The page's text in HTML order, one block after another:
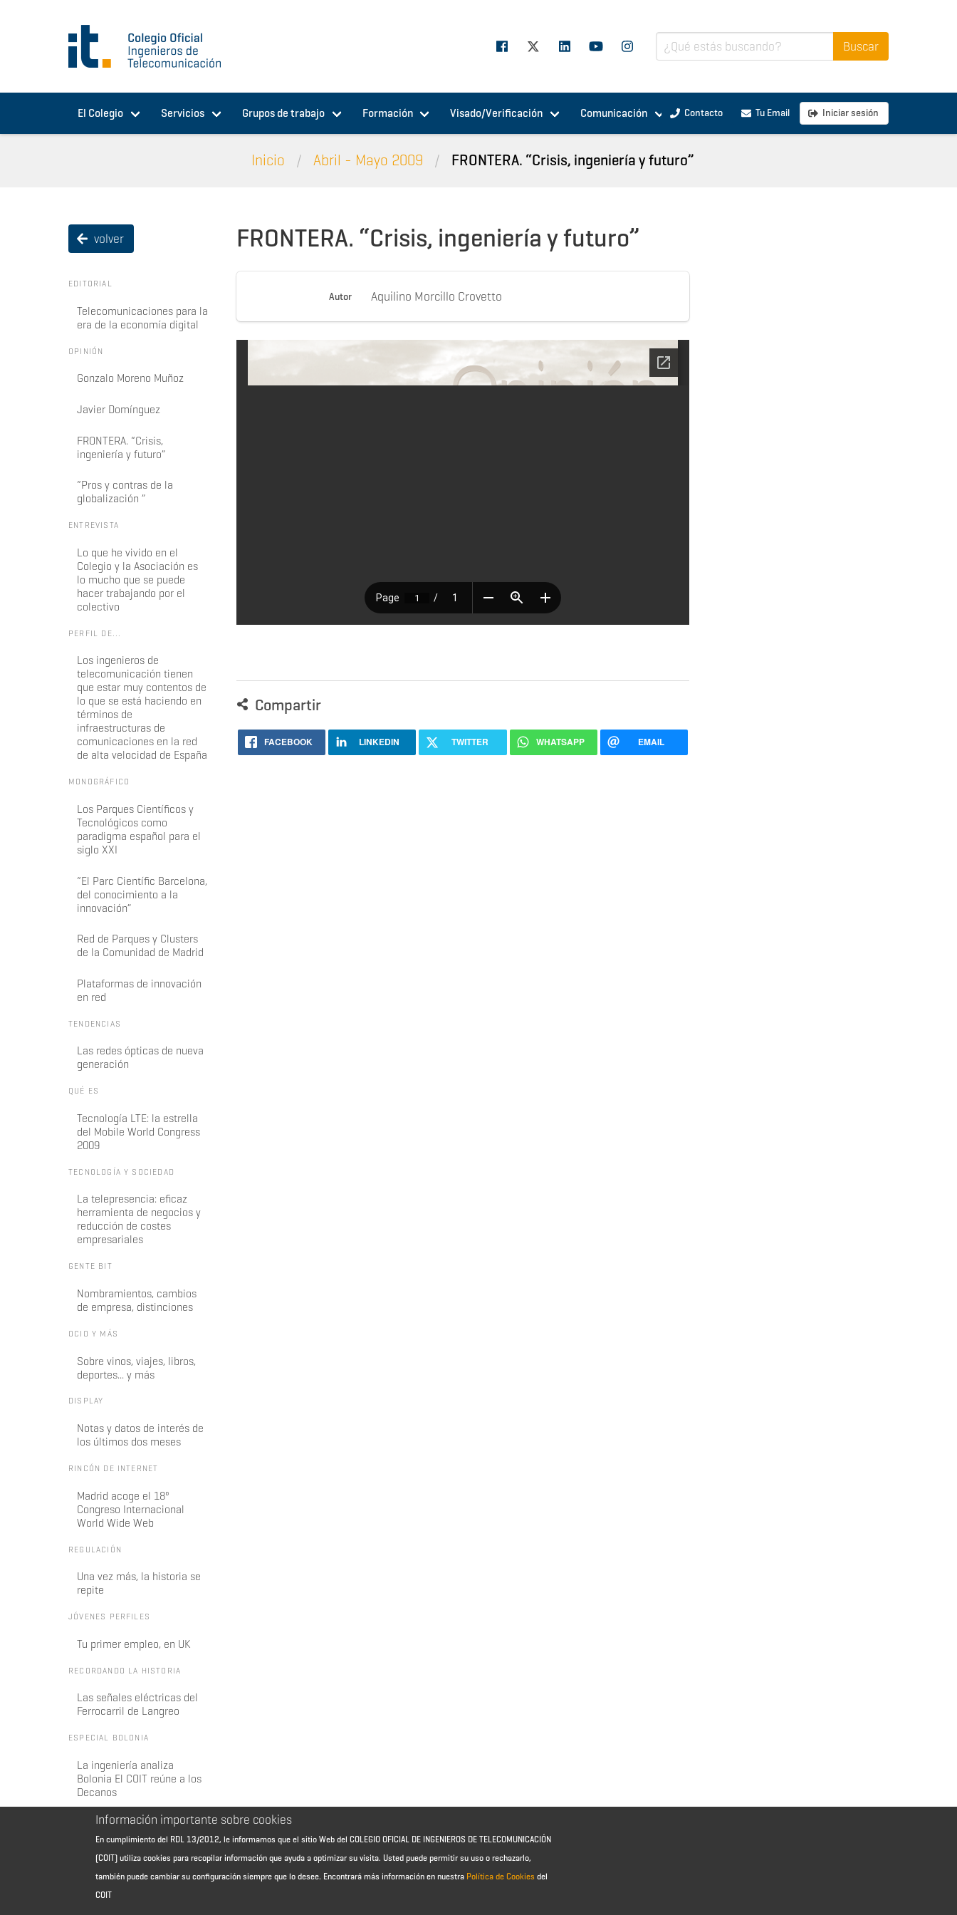
El Colegio Servicios Grupos de trabajo Formación Visado/Verificación Comunicación Contacto Tu Email Iniciar sesión
Inicio Abril - Mayo 2009 FRONTERA. “Crisis, ingeniería y futuro”
volver
EDITORIAL
Telecomunicaciones para la
era de la economía digital
OPINIÓN
Gonzalo Moreno Muñoz
Javier Domínguez
FRONTERA. “Crisis,
ingeniería y futuro”
“Pros y contras de la
globalización ”
ENTREVISTA
Lo que he vivido en el
Colegio y la Asociación es
lo mucho que se puede
hacer trabajando por el
colectivo
PERFIL DE...
Los ingenieros de
telecomunicación tienen
que estar muy contentos de
lo que se está haciendo en
términos de
infraestructuras de
comunicaciones en la red
de alta velocidad de España
MONOGRÁFICO
Los Parques Científicos y
Tecnológicos como
paradigma español para el
siglo XXI
“El Parc Científic Barcelona,
del conocimiento a la
innovación”
Red de Parques y Clusters
de la Comunidad de Madrid
Plataformas de innovación
en red
TENDENCIAS
Las redes ópticas de nueva
generación
QUÉ ES
Tecnología LTE: la estrella
del Mobile World Congress
2009
TECNOLOGÍA Y SOCIEDAD
La telepresencia: eficaz
herramienta de negocios y
reducción de costes
empresariales
GENTE BIT
Nombramientos, cambios
de empresa, distinciones
OCIO Y MÁS
Sobre vinos, viajes, libros,
deportes... y más
DISPLAY
Notas y datos de interés de
los últimos dos meses
RINCÓN DE INTERNET
Madrid acoge el 18º
Congreso Internacional
World Wide Web
REGULACIÓN
Una vez más, la historia se
repite
JÓVENES PERFILES
Tu primer empleo, en UK
RECORDANDO LA HISTORIA
Las señales eléctricas del
Ferrocarril de Langreo
ESPECIAL BOLONIA
La ingeniería analiza
Bolonia El COIT reúne a los
Decanos
FRONTERA. “Crisis, ingeniería y futuro”
Autor Aquilino Morcillo Crovetto
Compartir
FACEBOOK LINKEDIN TWITTER WHATSAPP EMAIL
Información importante sobre cookies
En cumplimiento del RDL 13/2012, le informamos que el sitio Web del COLEGIO OFICIAL DE INGENIEROS DE TELECOMUNICACIÓN
(COIT) utiliza cookies para recopilar información que ayuda a optimizar su visita. Usted puede permitir su uso o rechazarlo,
también puede cambiar su configuración siempre que lo desee. Encontrará más información en nuestra Política de Cookies del
COIT